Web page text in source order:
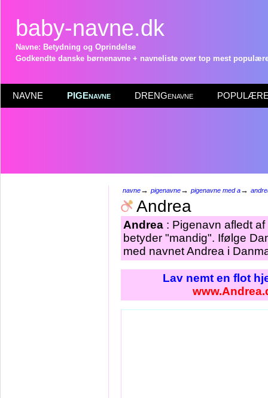
baby-navne.dk
Navne: Betydning og Oprindelse
Godkendte danske børnenavne + navneliste over top mest
NAVNE PIGEnavne DRENGenavne POPULÆRE
navne→ pigenavne→ pigenavne med a→
Andrea
Andrea : Pigenavn afledt
betyder "mandig". Ifølge
med navnet Andrea i
Lav nemt en flot